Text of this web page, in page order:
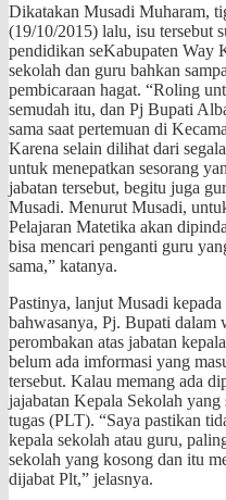
Dikatakan Musadi Muharam,
(19/10/2015) lalu, isu tersebut
pendidikan seKabupaten Way
sekolah dan guru bahkan
pembicaraan hagat. “Roling
semudah itu, dan Pj Bupati
sama saat pertemuan di
Karena selain dilihat dari
untuk menepatkan sesorang
jabatan tersebut, begitu juga
Musadi. Menurut Musadi,
Pelajaran Matetika akan
bisa mencari penganti guru
sama,” katanya.
Pastinya, lanjut Musadi
bahwasanya, Pj. Bupati dalam
perombakan atas jabatan
belum ada imformasi yang
tersebut. Kalau memang ada
jajabatan Kepala Sekolah yang
tugas (PLT). “Saya pastikan
kepala sekolah atau guru,
sekolah yang kosong dan itu
dijabat Plt,” jelasnya.